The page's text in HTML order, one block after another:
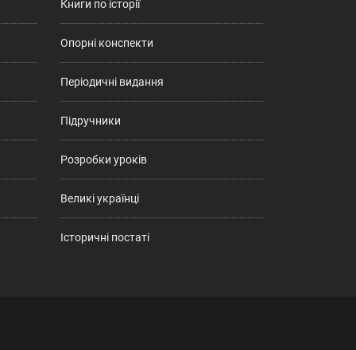
Книги по історії
Опорні конспекти
Періодичні видання
Підручники
Розробки уроків
Великі українці
Історичні постаті